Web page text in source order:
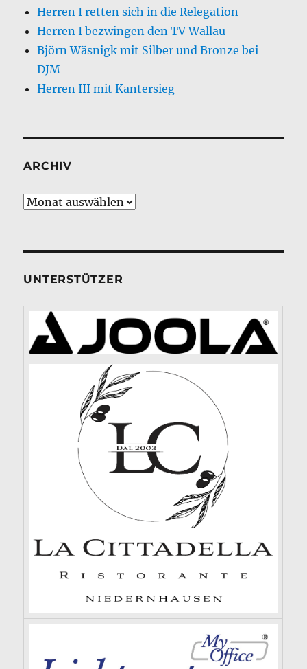
Herren I retten sich in die Relegation
Herren I bezwingen den TV Wallau
Björn Wäsnigk mit Silber und Bronze bei
DJM
Herren III mit Kantersieg
ARCHIV
Archiv
UNTERSTÜTZER